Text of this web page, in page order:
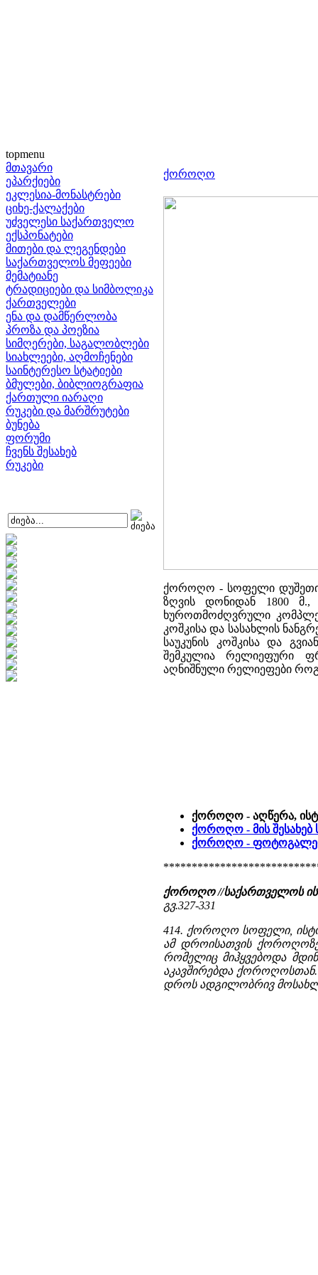
topmenu
მთავარი
ეპარქიები
ეკლესია-მონასტრები
ციხე-ქალაქები
უძველესი საქართველო
ექსპონატები
მითები და ლეგენდები
საქართველოს მეფეები
მემატიანე
ტრადიციები და სიმბოლიკა
ქართველები
ენა და დამწერლობა
პროზა და პოეზია
სიმღერები, საგალობლები
სიახლეები, აღმოჩენები
საინტერესო სტატიები
ბმულები, ბიბლიოგრაფია
ქართული იარაღი
რუკები და მარშრუტები
ბუნება
ფორუმი
ჩვენს შესახებ
რუკები
ქოროღო
ქოროღო - სოფელი
ზღვის დონიდან 1800
ხუროთმოძღვრული
კოშკისა და სასახლის
საუკუნის კოშკისა და
შემკულია რელიეფური
აღნიშნული რელიეფები
ქოროღო - აღწერა,
ქოროღო - მის შესახებ
ქოროღო -
ქოროღო //საქართველოს
გვ.327-331
414. ქოროღო სოფელი,
ამ დროისათვის
რომელიც მიჰყვებოდა
აკავშირებდა ქოროღოსთან.
დროს ადგილობრივ